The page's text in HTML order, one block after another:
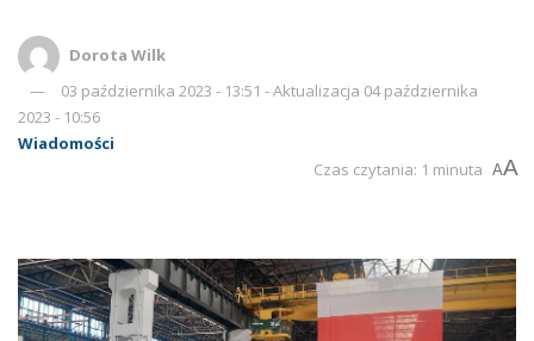
Dorota Wilk
03 października 2023 - 13:51 - Aktualizacja 04 października
2023 - 10:56
Wiadomości
Czas czytania: 1 minuta AA